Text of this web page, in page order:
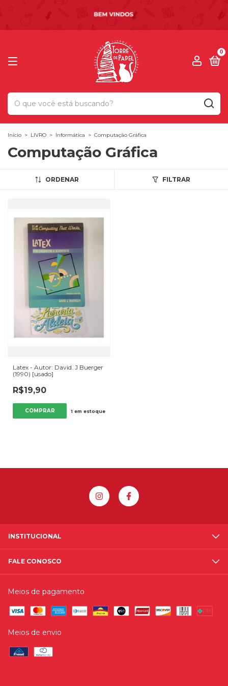
0
Início > LIVRO > Informática > Computação Gráfica
Computação Gráfica
ORDENAR FILTRAR
Latex - Autor: David. J Buerger
(1990) [usado]
R$19,90
1em estoque
INSTITUCIONAL
FALE CONOSCO
Meios de pagamento
Meios de envio